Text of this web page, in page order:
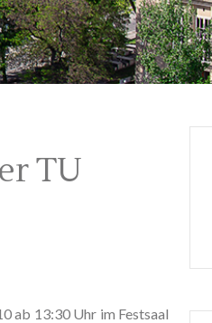
TU
ab 13:30 Uhr im Festsaal